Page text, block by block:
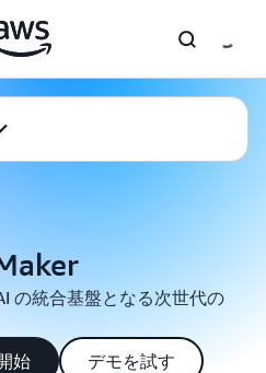
の統合基盤となる次世代の
始
デモを試す